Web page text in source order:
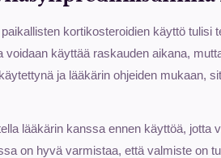
kortikosteroidien käyttö tulisi
voidaan käyttää raskauden aikana,
ja lääkärin ohjeiden mukaan,
lääkärin kanssa ennen käyttöä, jotta
on hyvä varmistaa, että valmiste on